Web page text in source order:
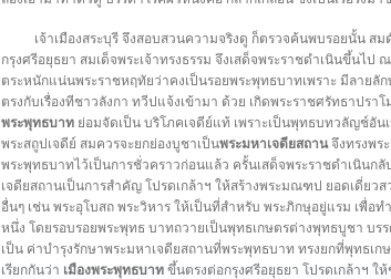
เจ้าเมืองสระบุรี จึงสอบสวนความจริงดู ก็ตรวจค้นพบรอยนั้น ส
กรุงศรีอยุธยา สมเด็จพระเจ้าทรงธรรม จึงเสด็จพระราชดำเนินขึ้นไ
ตระหนักแน่นพระราชหฤทัยว่าคงเป็นรอยพระพุทธบาทเพราะ มีลาย
ตรงกับเรื่องทีชาวลังกา ทวีปแจ้งเข้ามา ด้วย เกิดพระราชศรัทธาปรา
พระพุทธบาท ย่อมจัดเป็น บริโภคเจดีย์แท้ เพราะเป็นพุทธบทวลัญช์อัน
พระสถูปเจดีย์ สมควรจะยกย่องบูชาเป็นพระมหาเจดียสถานจึงทรงพร
พระพุทธบาทไว้เป็นการชั่วคราวก่อนแล้ว ครั้นเสด็จพระราชดำเนินก
เจดียสถานเป็นการสำคัญ โปรดเกล้าฯ ให้สร้างพระมณฑป ยอดเดี่ย
อื่นๆ เช่น พระอุโบสถ พระวิหาร ให้เป็นที่สำหรับ พระภิกษุอยู่แรม เพื่
หนึ่ง โดยรอบรอยพระพุทธ บาทถวายเป็นพุทธเกษตรต่างพุทธบูชา บร
เป็น ค่าบำรุงรักษาพระมหาเจดียสถานที่พระพุทธบาท ทรงยกที่พุทธเ
เรียกกันว่า เมืองพระพุทธบาท ขึ้นตรงต่อกรุงศรีอยุธยา โปรดเกล้าฯ